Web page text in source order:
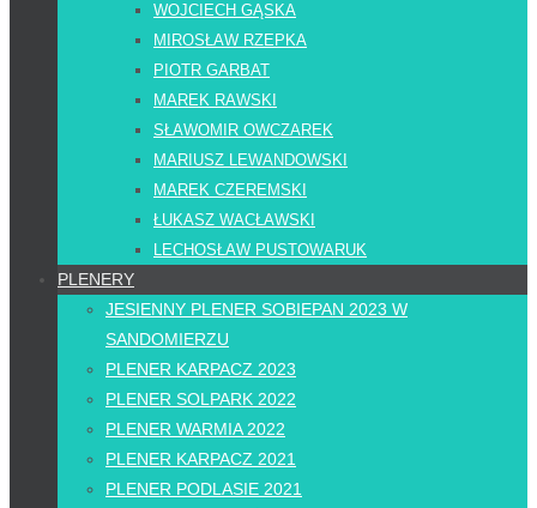
WOJCIECH GĄSKA
MIROSŁAW RZEPKA
PIOTR GARBAT
MAREK RAWSKI
SŁAWOMIR OWCZAREK
MARIUSZ LEWANDOWSKI
MAREK CZEREMSKI
ŁUKASZ WACŁAWSKI
LECHOSŁAW PUSTOWARUK
PLENERY
JESIENNY PLENER SOBIEPAN 2023 W
SANDOMIERZU
PLENER KARPACZ 2023
PLENER SOLPARK 2022
PLENER WARMIA 2022
PLENER KARPACZ 2021
PLENER PODLASIE 2021